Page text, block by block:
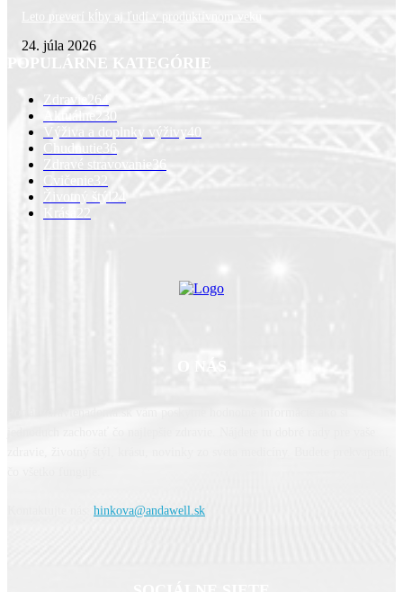
Leto preverí kĺby aj ľudí v produktívnom veku
24. júla 2026
POPULÁRNE KATEGÓRIE
Zdravie 264
Aktuálne
230
Výživa a doplnky výživy 40
Chudnutie 36
Zdravé stravovanie 36
Cvičenie 32
Životný štýl
24
Krása
O NÁS
hinkova@andawell.sk